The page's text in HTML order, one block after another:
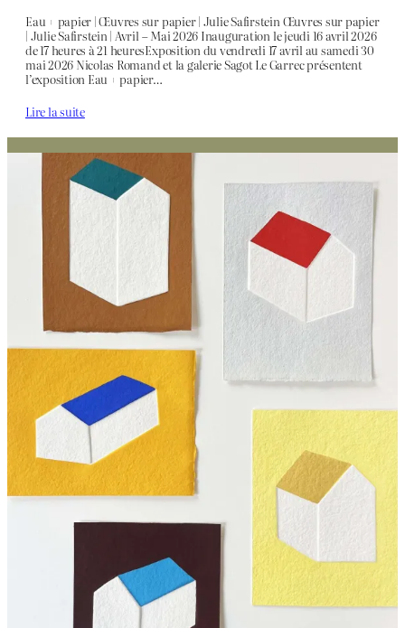
Eau + papier | Œuvres sur papier | Julie Safirstein Œuvres sur papier
| Julie Safirstein | Avril – Mai 2026 Inauguration le jeudi 16 avril 2026
de 17 heures à 21 heuresExposition du vendredi 17 avril au samedi 30
mai 2026 Nicolas Romand et la galerie Sagot Le Garrec présentent
l’exposition Eau + papier…
Lire la suite